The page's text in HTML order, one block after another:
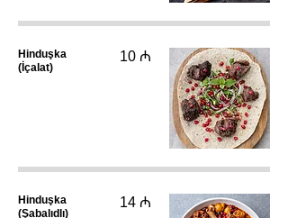
Hinduşka
(İçalat)
10 ₼
Hinduşka
(Şabalıdlı)
14 ₼